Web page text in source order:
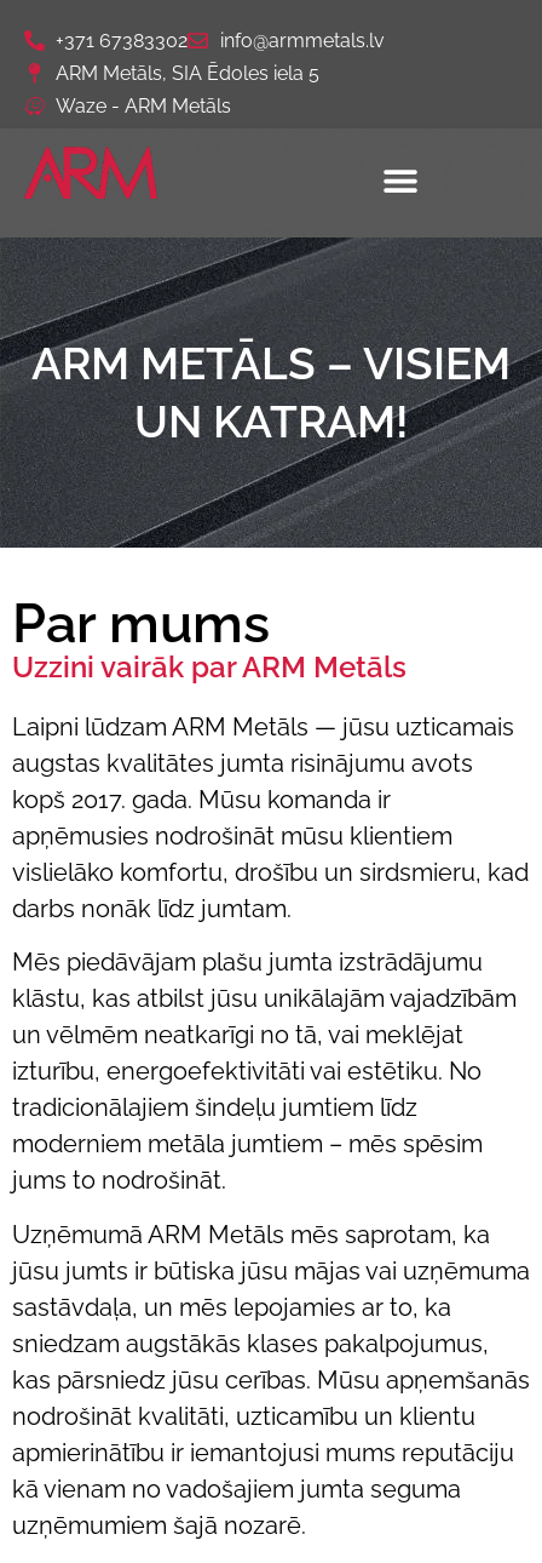
+371 67383302
info@armmetals.lv
ARM Metāls, SIA Ēdoles iela 5
Waze - ARM Metāls
ARM METĀLS – VISIEM
UN KATRAM!
Par mums
Uzzini vairāk par ARM Metāls
Laipni lūdzam ARM Metāls — jūsu uzticamais
augstas kvalitātes jumta risinājumu avots
kopš 2017. gada. Mūsu komanda ir
apņēmusies nodrošināt mūsu klientiem
vislielāko komfortu, drošību un sirdsmieru, kad
darbs nonāk līdz jumtam.
Mēs piedāvājam plašu jumta izstrādājumu
klāstu, kas atbilst jūsu unikālajām vajadzībām
un vēlmēm neatkarīgi no tā, vai meklējat
izturību, energoefektivitāti vai estētiku. No
tradicionālajiem šindeļu jumtiem līdz
moderniem metāla jumtiem – mēs spēsim
jums to nodrošināt.
Uzņēmumā ARM Metāls mēs saprotam, ka
jūsu jumts ir būtiska jūsu mājas vai uzņēmuma
sastāvdaļa, un mēs lepojamies ar to, ka
sniedzam augstākās klases pakalpojumus,
kas pārsniedz jūsu cerības. Mūsu apņemšanās
nodrošināt kvalitāti, uzticamību un klientu
apmierinātību ir iemantojusi mums reputāciju
kā vienam no vadošajiem jumta seguma
uzņēmumiem šajā nozarē.